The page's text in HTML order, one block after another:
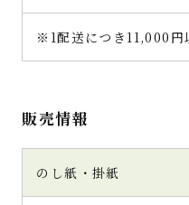
※1配送につき11,000円
販売情報
のし紙・掛紙